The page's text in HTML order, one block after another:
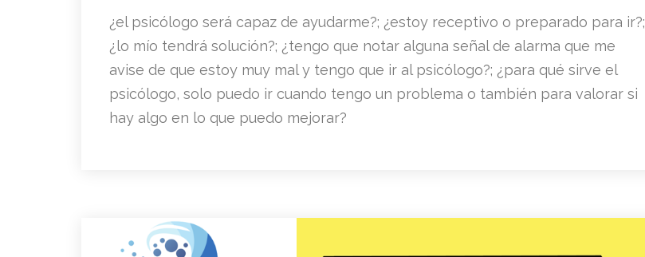
¿el psicólogo será capaz de ayudarme?; ¿estoy receptivo o preparado para ir?;
¿lo mío tendrá solución?; ¿tengo que notar alguna señal de alarma que me
avise de que estoy muy mal y tengo que ir al psicólogo?; ¿para qué sirve el
psicólogo, solo puedo ir cuando tengo un problema o también para valorar si
hay algo en lo que puedo mejorar?